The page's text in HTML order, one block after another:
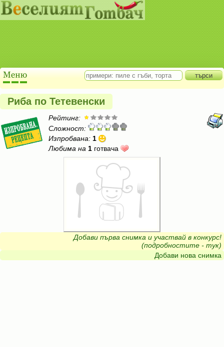
Риба по Тетевенски
Рейтинг:
Сложност:
Изпробвана: 1
Любима на 1 готвача
Добави първа снимка и участвай в конкурс!
(подробностите - тук)
Добави нова снимка